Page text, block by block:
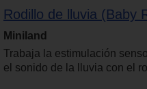
Rodillo de lluvia (Baby
Miniland
Trabaja la estimulación
el sonido de la lluvia con el